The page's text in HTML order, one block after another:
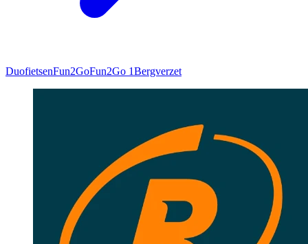
DuofietsenFun2GoFun2Go 1Bergverzet